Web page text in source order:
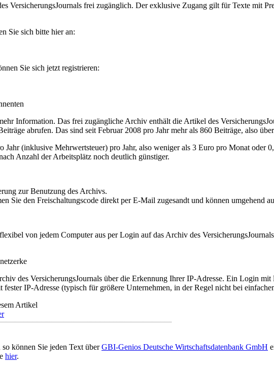
VersicherungsJournals frei zugänglich. Der exklusive Zugang gilt für Texte mit
Sie sich bitte hier an:
Sie sich jetzt registrieren:
Information. Das frei zugängliche Archiv enthält die Artikel des
abrufen. Das sind seit Februar 2008 pro Jahr mehr als 860 Beiträge, also
Jahr (inklusive Mehrwertsteuer) pro Jahr, also weniger als 3 Euro pro Monat oder
Anzahl der Arbeitsplätz noch deutlich günstiger.
zur Benutzung des Archivs.
Sie den Freischaltungscode direkt per E-Mail zugesandt und können umgehend
von jedem Computer aus per Login auf das Archiv des
des VersicherungsJournals über die Erkennung Ihrer IP-Adresse. Ein Login
IP-Adresse (typisch für größere Unternehmen, in der Regel nicht bei
Artikel
können Sie jeden Text überGBI-Genios Deutsche Wirtschaftsdatenbank GmbH
hier.